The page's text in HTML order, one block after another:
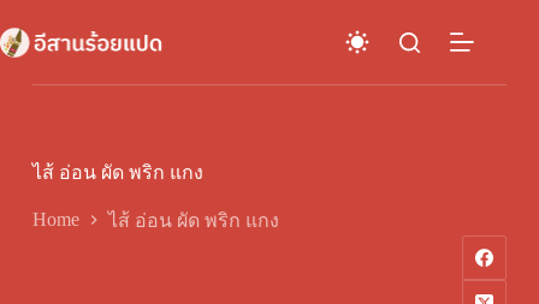
to
content
ไส้ อ่อน ผัด พริก แกง
Home ไส้ อ่อน ผัด พริก แกง